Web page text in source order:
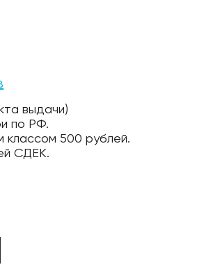
выдачи)
по РФ.
классом 500 рублей.
СДЕК.